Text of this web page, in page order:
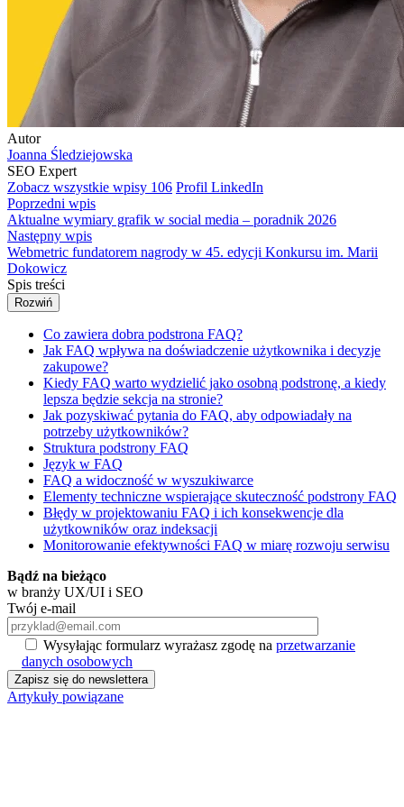
Autor
Joanna Śledziejowska
SEO Expert
Zobacz wszystkie wpisy 106 Profil LinkedIn
Poprzedni wpis
Aktualne wymiary grafik w social media – poradnik 2026
Następny wpis
Webmetric fundatorem nagrody w 45. edycji Konkursu im. Marii
Dokowicz
Spis treści
Rozwiń
Co zawiera dobra podstrona FAQ?
Jak FAQ wpływa na doświadczenie użytkownika i decyzje
zakupowe?
Kiedy FAQ warto wydzielić jako osobną podstronę, a kiedy
lepsza będzie sekcja na stronie?
Jak pozyskiwać pytania do FAQ, aby odpowiadały na
potrzeby użytkowników?
Struktura podstrony FAQ
Język w FAQ
FAQ a widoczność w wyszukiwarce
Elementy techniczne wspierające skuteczność podstrony FAQ
Błędy w projektowaniu FAQ i ich konsekwencje dla
użytkowników oraz indeksacji
Monitorowanie efektywności FAQ w miarę rozwoju serwisu
Bądź na bieżąco
w branży UX/UI i SEO
Twój e-mail
Wysyłając formularz wyrażasz zgodę na przetwarzanie
danych osobowych
Artykuły powiązane